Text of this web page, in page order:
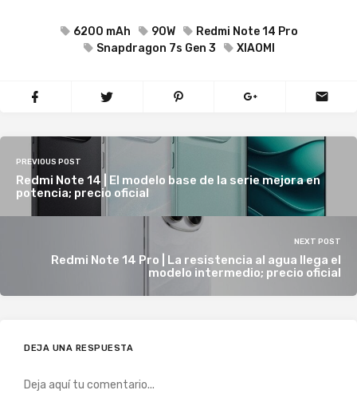
6200 mAh 90W
Redmi Note 14 Pro
Snapdragon 7s Gen 3
XIAOMI
PREVIOUS POST
Redmi Note 14 | El modelo base de la serie mejora en
potencia; precio oficial
NEXT POST
Redmi Note 14 Pro | La resistencia al agua llega el
modelo intermedio; precio oficial
DEJA UNA RESPUESTA